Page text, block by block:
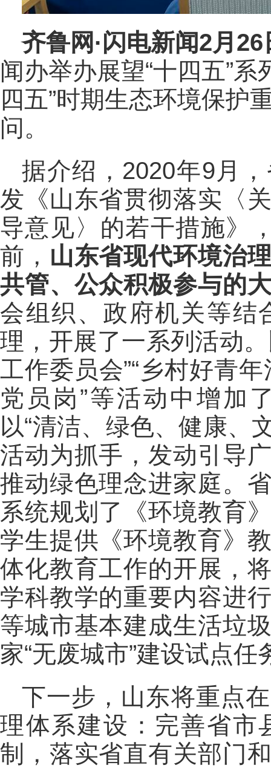
齐鲁网 ·闪电新闻2月26
闻办举办展望“十四五”
四五”时期生态环境保护
问。
据介绍，2020年9月
发《山东省贯彻落实〈
导意见〉的若干措施》
前， 山东省现代环境治
共管、公众积极参与的
会组织、政府机关等结
理，开展了一系列活动
工作委员会”“乡村好青
党员岗”等活动中增加
以“清洁、绿色、健康、
活动为抓手，发动引导
推动绿色理念进家庭。
系统规划了《环境教育
学生提供《环境教育》
体化教育工作的开展，
学科教学的重要内容进
等城市基本建成生活垃
家“无废城市”建设试点任
下一步，山东将重点
理体系建设：完善省市
制，落实省直有关部门